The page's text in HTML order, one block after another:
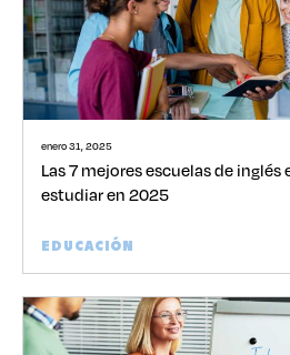
enero 31, 2025
Las 7 mejores escuelas de inglés
estudiar en 2025
EDUCACIÓN